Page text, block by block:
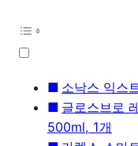
소낙스 익스
글로스브로
500ml, 1개